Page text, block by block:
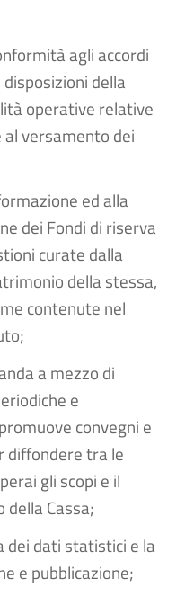
agli accordi
della
operative relative
al versamento dei
ed alla
dei Fondi di riserva
curate dalla
della stessa,
contenute nel
a mezzo di
e
convegni e
diffondere tra le
gli scopi e il
Cassa;
dei dati statistici e la
e pubblicazione;